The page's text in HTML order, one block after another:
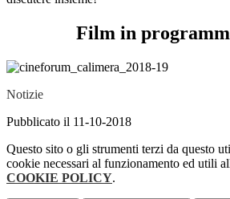
Film in
Notizie
Pubblicato il 11-10-2018
Questo sito o gli strumenti terzi da questo
cookie necessari al funzionamento ed utili
COOKIE POLICY.